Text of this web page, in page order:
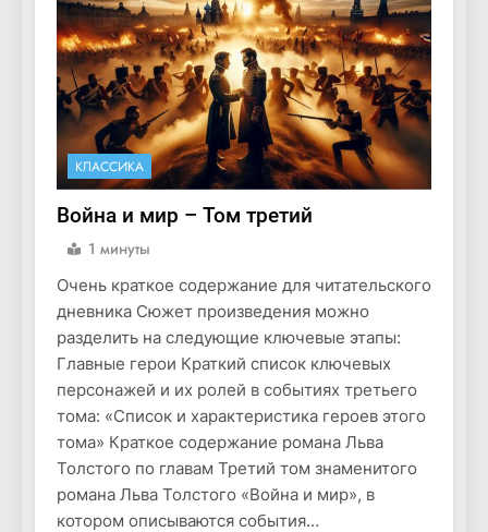
КЛАССИКА
Война и мир – Том третий
1 минуты
Очень краткое содержание для читательского
дневника Сюжет произведения можно
разделить на следующие ключевые этапы:
Главные герои Краткий список ключевых
персонажей и их ролей в событиях третьего
тома: «Список и характеристика героев этого
тома» Краткое содержание романа Льва
Толстого по главам Третий том знаменитого
романа Льва Толстого «Война и мир», в
котором описываются события…